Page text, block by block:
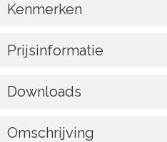
Kenmerken
Prijsinformatie
Downloads
Omschrijving